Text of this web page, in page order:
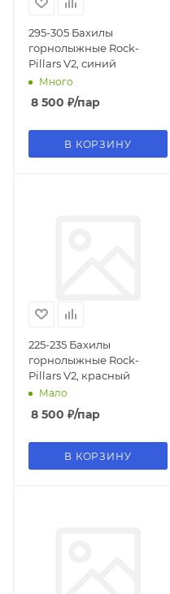
295-305 Бахилы
горнолыжные Rock-
Pillars V2, синий
Много
8 500 ₽/пар
В КОРЗИНУ
225-235 Бахилы
горнолыжные Rock-
Pillars V2, красный
Мало
8 500 ₽/пар
В КОРЗИНУ